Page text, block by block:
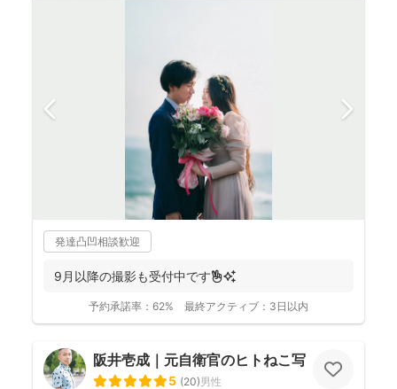
発達凸凹相談歓迎
9月以降の撮影も受付中です✌️✨
予約承諾率： 62% 最終アクティブ： 3日以内
阪井壱成｜元自衛官のヒトねこ写真家
5 (20)男性